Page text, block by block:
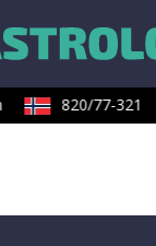
820/77-321